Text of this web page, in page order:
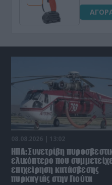
08.08.2026 | 13:02
ΗΠΑ: Συνετρίβη
ελικόπτερο που
επιχείρηση κατάσβεσης
πυρκαγιάς στην Γιούτα